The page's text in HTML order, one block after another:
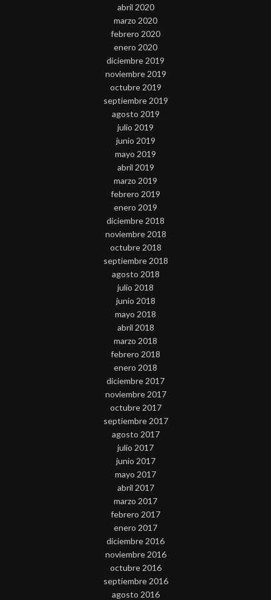
abril 2020
marzo 2020
febrero 2020
enero 2020
diciembre 2019
noviembre 2019
octubre 2019
septiembre 2019
agosto 2019
julio 2019
junio 2019
mayo 2019
abril 2019
marzo 2019
febrero 2019
enero 2019
diciembre 2018
noviembre 2018
octubre 2018
septiembre 2018
agosto 2018
julio 2018
junio 2018
mayo 2018
abril 2018
marzo 2018
febrero 2018
enero 2018
diciembre 2017
noviembre 2017
octubre 2017
septiembre 2017
agosto 2017
julio 2017
junio 2017
mayo 2017
abril 2017
marzo 2017
febrero 2017
enero 2017
diciembre 2016
noviembre 2016
octubre 2016
septiembre 2016
agosto 2016